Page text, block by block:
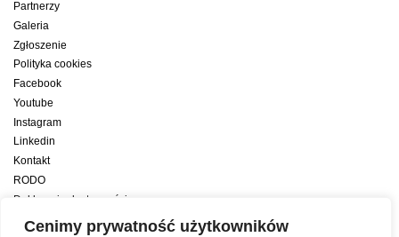
Cenimy prywatność użytkowników
Partnerzy
Galeria
Zgłoszenie
Polityka cookies
Facebook
Youtube
Instagram
Linkedin
Kontakt
RODO
Deklaracja dostępności
Deklaracja dostępności cyfrowej